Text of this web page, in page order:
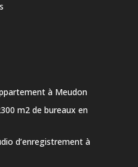
à Meudon
m2 de bureaux en
d’enregistrement à